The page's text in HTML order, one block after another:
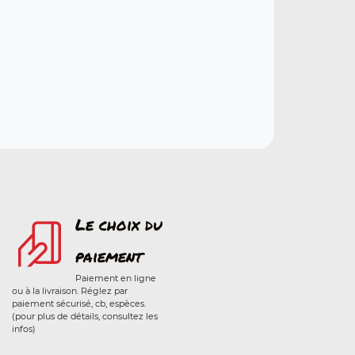
Le choix du
paiement
Paiement en ligne
ou à la livraison. Réglez par
paiement sécurisé, cb, espèces.
(pour plus de détails, consultez les
infos)